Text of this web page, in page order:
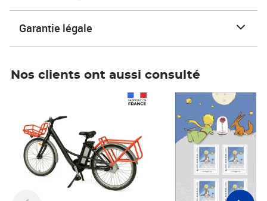
Garantie légale
Nos clients ont aussi consulté
Prix 7,50€